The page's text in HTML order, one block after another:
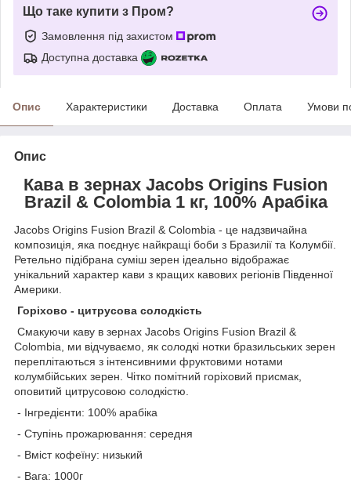
Що таке купити з Пром?
Замовлення під захистом
Доступна доставка
Опис Характеристики Доставка Оплата Умови
Опис
Кава в зернах Jacobs Origins Fusion
Brazil & Colombia 1 кг, 100% Арабіка
Jacobs Origins Fusion Brazil & Colombia - це надзвичайна
композиція, яка поєднує найкращі боби з Бразилії та Колумбії.
Ретельно підібрана суміш зерен ідеально відображає
унікальний характер кави з кращих кавових регіонів Південної
Америки.
Горіхово - цитрусова солодкість
Смакуючи каву в зернах Jacobs Origins Fusion Brazil &
Colombia, ми відчуваємо, як солодкі нотки бразильських зерен
переплітаються з інтенсивними фруктовими нотами
колумбійських зерен. Чітко помітний горіховий присмак,
оповитий цитрусовою солодкістю.
- Інгредієнти: 100% арабіка
- Ступінь прожарювання: середня
- Вміст кофеїну: низький
- Вага: 1000г